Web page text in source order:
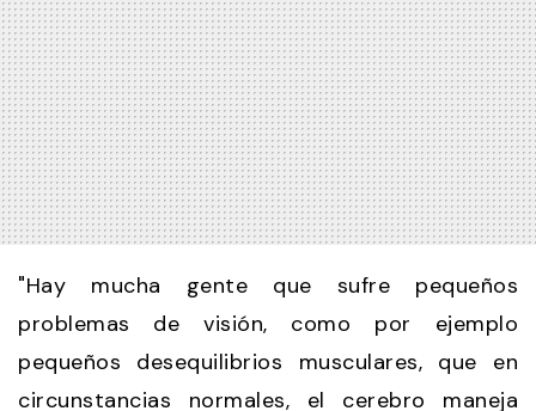
"Hay mucha gente que sufre pequeños
problemas de visión, como por ejemplo
pequeños desequilibrios musculares, que en
circunstancias normales, el cerebro maneja